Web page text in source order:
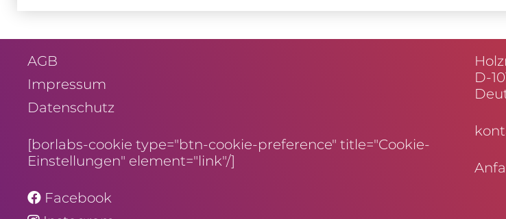
AGB
Impressum
Daten­schutz
[borlabs-cookie type="btn-cookie-preference" title="Cookie-
Einstellungen" element="link"/]
Facebook
D-